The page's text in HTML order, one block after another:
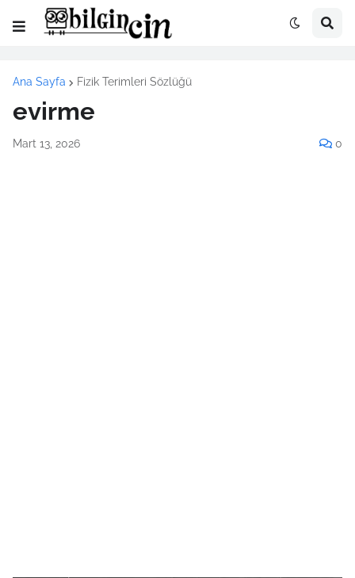
Ana Sayfa Fizik Terimleri Sözlüğü
evirme
Mart 13, 2026 0